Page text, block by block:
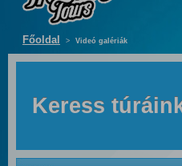
Főoldal > Videó galériák
Keress